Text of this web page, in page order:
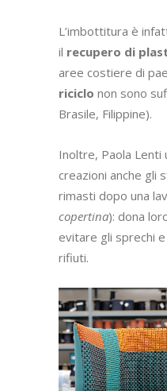
L’imbottitura è
il recupero di
aree costiere di
riciclo non sono
Brasile, Filippine).
Inoltre, Paola Lenti
creazioni anche gli
rimasti dopo una
copertina): dona
evitare gli sprechi
rifiuti.